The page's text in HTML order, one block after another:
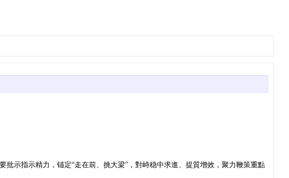
示指示精力，锚定“走在前、挑大梁”，對峙稳中求進、提質增效，聚力鞭策重點